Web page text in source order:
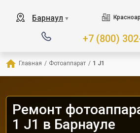
Барнаул ▼
+7 (800)
Главная / Фотоаппарат / 1 J1
Ремонт
1 J1 в Барнауле